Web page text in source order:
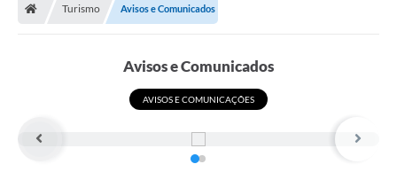
Turismo Avisos e Comunicados
Avisos e Comunicados
AVISOS E COMUNICAÇÕES